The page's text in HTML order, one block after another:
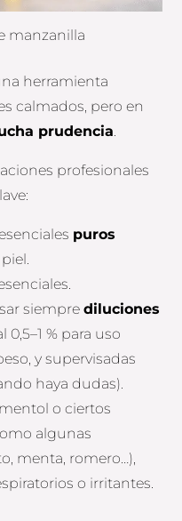
manzanilla
herramienta
calmados, pero en
prudencia.
profesionales
puros
siemprediluciones
0,5–1 % para uso
y supervisadas
haya dudas).
o ciertos
algunas
menta, romero…),
o irritantes.